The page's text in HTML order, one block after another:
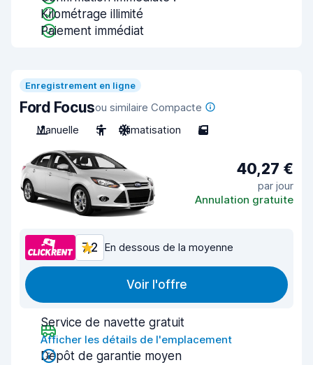
Kilométrage illimité
Paiement immédiat
Enregistrement en ligne
Ford Focusou similaire Compacte
Manuelle
5 Climatisation 5
40,27 €
par jour
Annulation gratuite
7,2 En dessous de la moyenne
Voir l'offre
Service de navette gratuit
Afficher les détails de l'emplacement
Dépôt de garantie moyen